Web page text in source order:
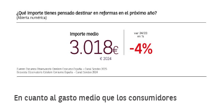
En cuanto al gasto medio que los consumidores